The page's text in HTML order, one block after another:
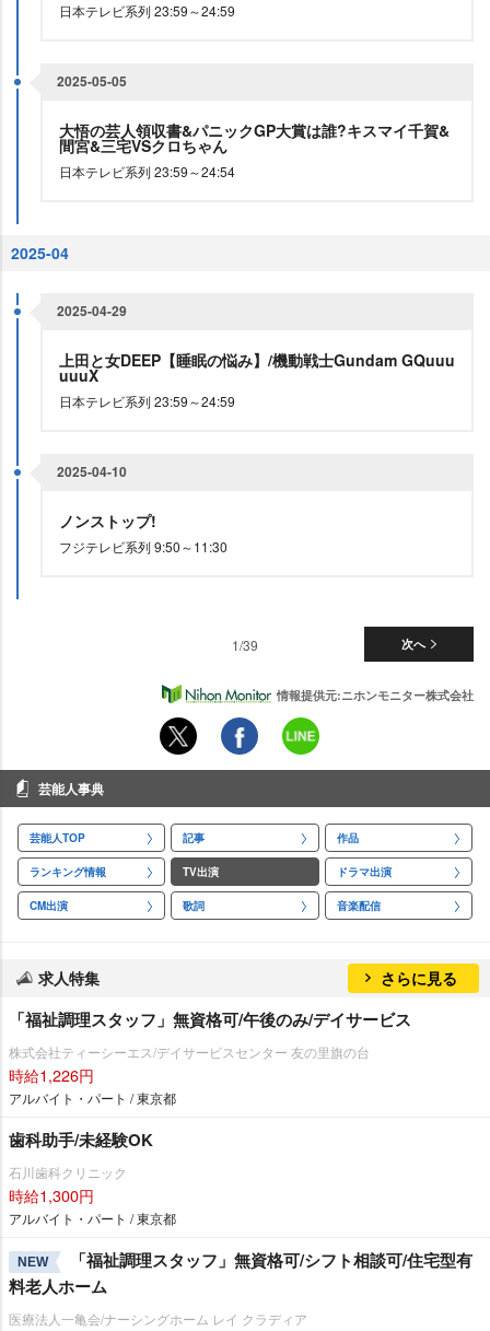
日本テレビ系列 23:59～24:59
2025-05-05
大悟の芸人領収書&パニックGP大賞は誰?キスマイ千賀&
間宮&三宅VSクロちゃん
日本テレビ系列 23:59～24:54
2025-04
2025-04-29
上田と女DEEP【睡眠の悩み】/機動戦士Gundam GQuuu
uuuX
日本テレビ系列 23:59～24:59
2025-04-10
ノンストップ!
フジテレビ系列 9:50～11:30
次へ
1/39
情報提供元:ニホンモニター株式会社
芸能人事典
芸能人TOP 記事 作品
ランキング情報 TV出演 ドラマ出演
CM出演 歌詞 音楽配信
求人特集 さらに見る
「福祉調理スタッフ」無資格可/午後のみ/デイサービス
株式会社ティーシーエス/デイサービスセンター 友の里旗の台
時給1,226円
アルバイト・パート / 東京都
歯科助手/未経験OK
石川歯科クリニック
時給1,300円
アルバイト・パート / 東京都
NEW
「福祉調理スタッフ」無資格可/シフト相談可/住宅型有
料老人ホーム
医療法人一亀会/ナーシングホーム レイ クラディア